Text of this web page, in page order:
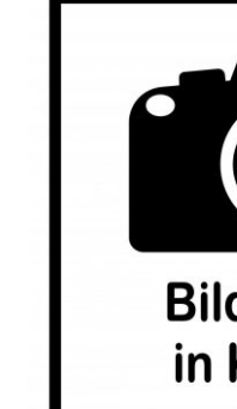
Vertrag widerrufen
Widerrufsbelehrung